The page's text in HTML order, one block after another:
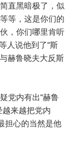
直黑暗极了，似
等，这是你们的
，你们哪里肯听
人说他到了“斯
赫鲁晓夫大反斯
党内有出“赫鲁
越来越把党内
担心的当然是他